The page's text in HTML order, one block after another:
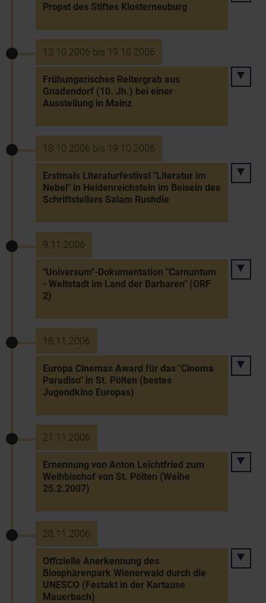
Propst des Stiftes Klosterneuburg
13.10.2006 bis 19.10.2006
Frühungarisches Reitergrab aus
Gnadendorf (10. Jh.) bei einer
Ausstellung in Mainz
18.10.2006 bis 19.10.2006
Erstmals Literaturfestival "Literatur im
Nebel" in Heidenreichstein im Beisein des
Schriftstellers Salam Rushdie
9.11.2006
"Universum"-Dokumentation "Carnuntum
- Weltstadt im Land der Barbaren" (ORF
2)
18.11.2006
Europa Cinemas Award für das "Cinema
Paradiso" in St. Pölten (bestes
Jugendkino Europas)
21.11.2006
Ernennung von Anton Leichtfried zum
Weihbischof von St. Pölten (Weihe
25.2.2007)
28.11.2006
Offizielle Anerkennung des
Biosphärenpark Wienerwald durch die
UNESCO (Festakt in der Kartause
Mauerbach)